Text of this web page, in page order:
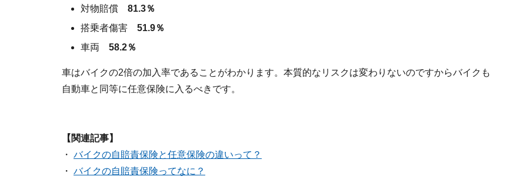
対物賠償 81.3％
搭乗者傷害 51.9％
車両 58.2％
車はバイクの2倍の加入率であることがわかります。本質的なリスクは変わりないのですからバイクも
自動車と同等に任意保険に入るべきです。
【関連記事】
・ バイクの自賠責保険と任意保険の違いって？
・ バイクの自賠責保険ってなに？